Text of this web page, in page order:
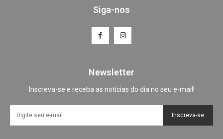
Siga-nos
Newsletter
Inscreva-se e receba as notícias do dia no seu e-mail!
Inscreva-se